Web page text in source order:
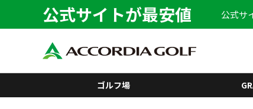
公式サイトが最安値 公式サ
ゴルフ場